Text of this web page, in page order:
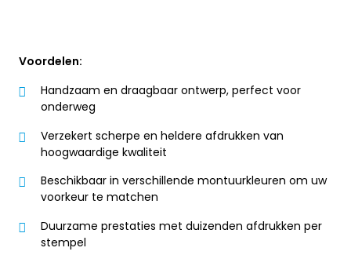
Voordelen:
Handzaam en draagbaar ontwerp, perfect voor
onderweg
Verzekert scherpe en heldere afdrukken van
hoogwaardige kwaliteit
Beschikbaar in verschillende montuurkleuren om uw
voorkeur te matchen
Duurzame prestaties met duizenden afdrukken per
stempel